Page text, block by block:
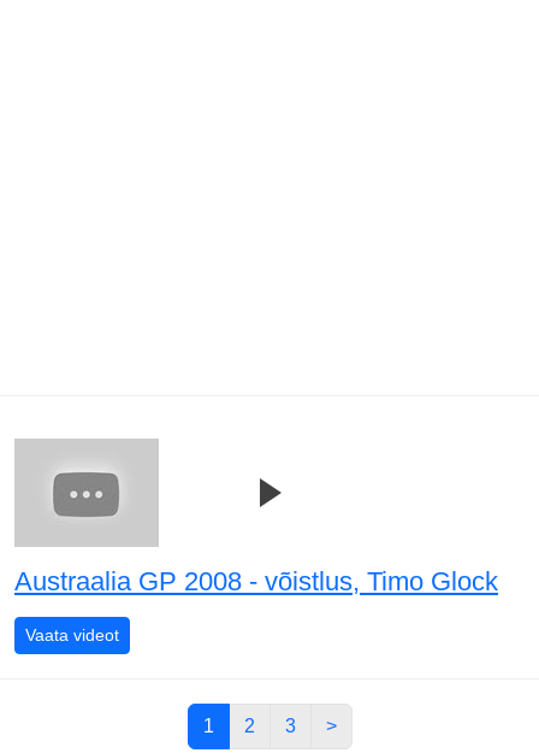
Austraalia GP 2008 - võistlus, Timo Glock
Vaata videotAustraalia GP 2008 - võistlus, Timo Glock
1 2 3 >